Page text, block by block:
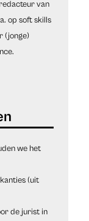
van
op soft skills
(jonge)
we het
(uit
de jurist in